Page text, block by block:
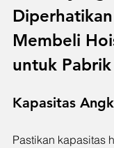
Membeli
untuk Pabrik
Kapasitas
Pastikan kapasitas